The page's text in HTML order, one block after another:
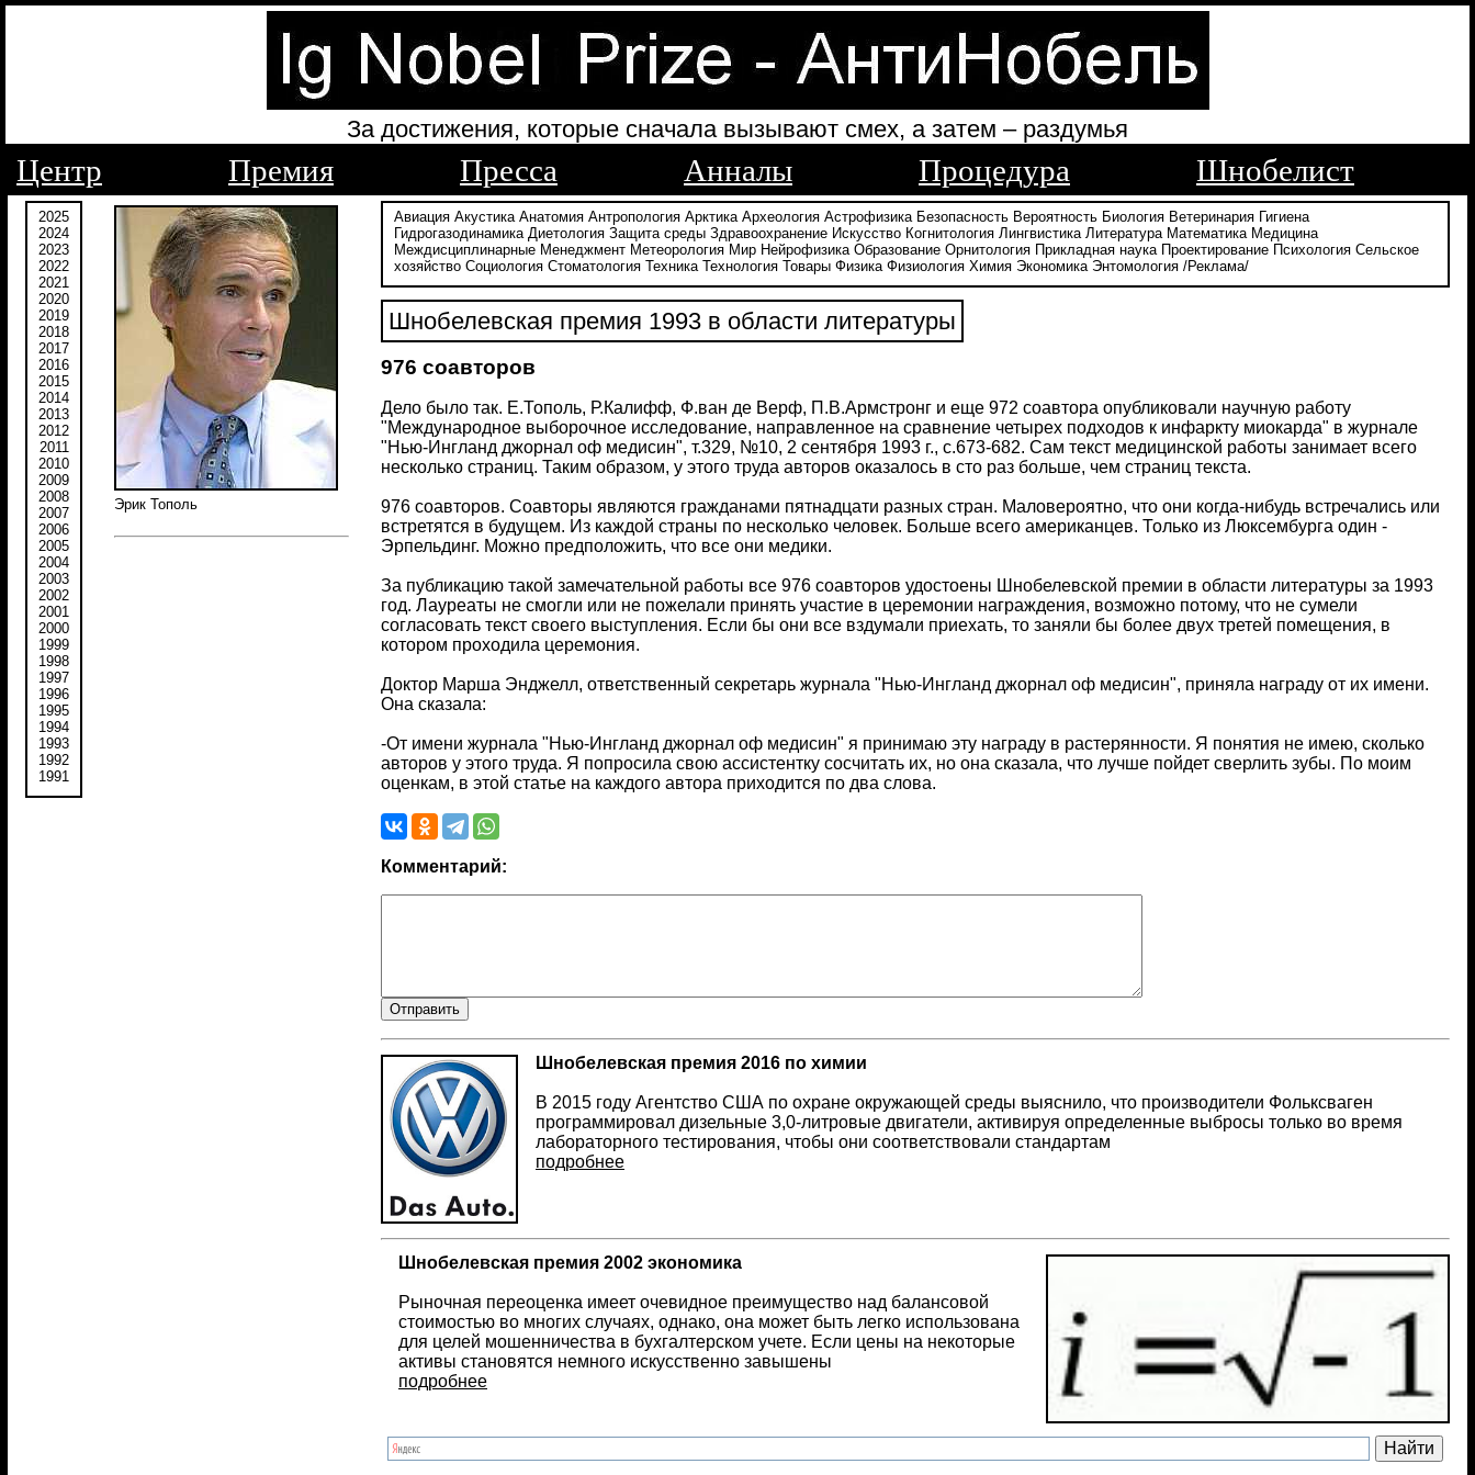
За достижения, которые сначала вызывают смех, а затем – раздумья
Центр Премия Пресса Анналы Процедура Шнобелист
2025
2024
2023
2022
2021
2020
2019
2018
2017
2016
2015
2014
2013
2012
2011
2010
2009
2008
2007
2006
2005
2004
2003
2002
2001
2000
1999
1998
1997
1996
1995
1994
1993
1992
1991
Эрик Тополь
Авиация Акустика Анатомия Антропология Арктика Археология Астрофизика Безопасность Вероятность Биология Ветеринария Гигиена
Гидрогазодинамика Диетология Защита среды Здравоохранение Искусство Когнитология Лингвистика Литература Математика Медицина
Междисциплинарные Менеджмент Метеорология Мир Нейрофизика Образование Орнитология Прикладная наука Проектирование Психология Сельское
хозяйство Социология Стоматология Техника Технология Товары Физика Физиология Химия Экономика Энтомология /Реклама/
Шнобелевская премия 1993 в области литературы
976 соавторов
Дело было так. Е.Тополь, Р.Калифф, Ф.ван де Верф, П.В.Армстронг и еще 972 соавтора опубликовали научную работу
"Международное выборочное исследование, направленное на сравнение четырех подходов к инфаркту миокарда" в журнале
"Нью-Ингланд джорнал оф медисин", т.329, №10, 2 сентября 1993 г., с.673-682. Сам текст медицинской работы занимает всего
несколько страниц. Таким образом, у этого труда авторов оказалось в сто раз больше, чем страниц текста.
976 соавторов. Соавторы являются гражданами пятнадцати разных стран. Маловероятно, что они когда-нибудь встречались или
встретятся в будущем. Из каждой страны по несколько человек. Больше всего американцев. Только из Люксембурга один -
Эрпельдинг. Можно предположить, что все они медики.
За публикацию такой замечательной работы все 976 соавторов удостоены Шнобелевской премии в области литературы за 1993
год. Лауреаты не смогли или не пожелали принять участие в церемонии награждения, возможно потому, что не сумели
согласовать текст своего выступления. Если бы они все вздумали приехать, то заняли бы более двух третей помещения, в
котором проходила церемония.
Доктор Марша Энджелл, ответственный секретарь журнала "Нью-Ингланд джорнал оф медисин", приняла награду от их имени.
Она сказала:
-От имени журнала "Нью-Ингланд джорнал оф медисин" я принимаю эту награду в растерянности. Я понятия не имею, сколько
авторов у этого труда. Я попросила свою ассистентку сосчитать их, но она сказала, что лучше пойдет сверлить зубы. По моим
оценкам, в этой статье на каждого автора приходится по два слова.
Комментарий:
Шнобелевская премия 2016 по химии
В 2015 году Агентство США по охране окружающей среды выяснило, что производители Фольксваген
программировал дизельные 3,0-литровые двигатели, активируя определенные выбросы только во время
лабораторного тестирования, чтобы они соответствовали стандартам
подробнее
Шнобелевская премия 2002 экономика
Рыночная переоценка имеет очевидное преимущество над балансовой
стоимостью во многих случаях, однако, она может быть легко использована
для целей мошенничества в бухгалтерском учете. Если цены на некоторые
активы становятся немного искусственно завышены
подробнее